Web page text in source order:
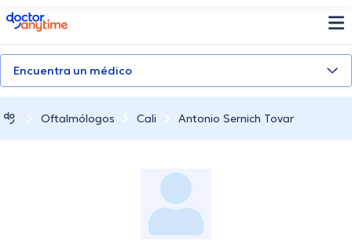
doctoranytime
Encuentra un médico
Oftalmólogos Cali Antonio Sernich Tovar